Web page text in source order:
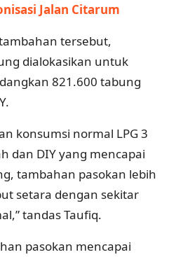
Jalan Citarum
tersebut,
dialokasikan untuk
821.600 tabung
konsumsi normal LPG 3
dan DIY yang mencapai
tambahan pasokan lebih
setara dengan sekitar
tandas Taufiq.
pasokan mencapai